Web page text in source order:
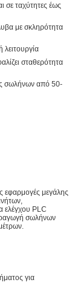
σε ταχύτητες έως
με σκληρότητα
σταθερότητα
σωλήνων από 50-
εφαρμογές μεγάλης
ελέγχου PLC
σωλήνων
για